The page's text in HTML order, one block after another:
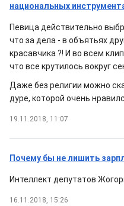
национальных
Певица действительно
что за дела - в объятьях
красавчика ?! И во всем
что все крутилось вокруг
Даже без религии можно
дуре, которой очень
19.11.2018, 11:07
Почему бы не лишить
Интеллект депутатов
16.11.2018, 15:26